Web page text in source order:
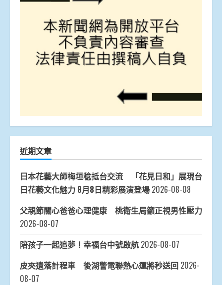
近期文章
日本花藝大師梅垣稔抵台交流 「花見日和」展現台
日花藝文化魅力 8月8日精彩展演登場 2026-08-08
父親節關心爸爸心理健康 桃衛生局籲正視男性壓力
2026-08-07
陪孩子一起追夢！幸福台中號啟航 2026-08-07
皮夾遺落計程車 後湖警電聯熱心運將秒送回 2026-
08-07